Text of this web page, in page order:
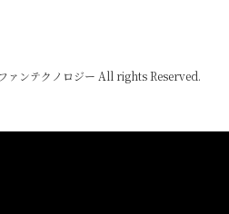
ンテクノロジー All rights Reserved.